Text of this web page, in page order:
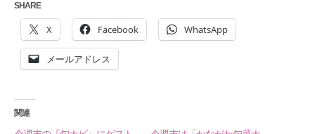
SHARE
X Facebook WhatsApp
メールアドレス
関連